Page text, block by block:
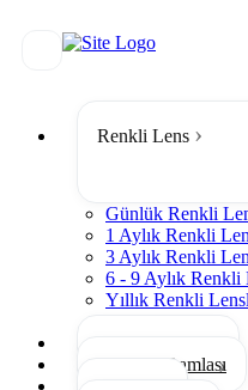
Renkli Lens
Günlük Renkli
1 Aylık Renkli
3 Aylık Renkli
6 - 9 Aylık Renkli
Yıllık Renkli
Gözyaşı Damlası